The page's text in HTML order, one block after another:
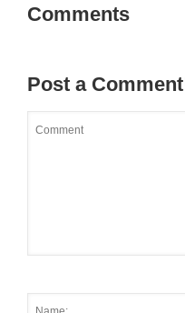
Comments
Post a